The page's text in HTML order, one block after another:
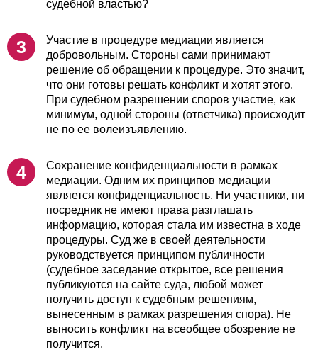
судебной властью?
Участие в процедуре медиации является
добровольным. Стороны сами принимают
решение об обращении к процедуре. Это значит,
что они готовы решать конфликт и хотят этого.
При судебном разрешении споров участие, как
минимум, одной стороны (ответчика) происходит
не по ее волеизъявлению.
Сохранение конфиденциальности в рамках
медиации. Одним их принципов медиации
является конфиденциальность. Ни участники, ни
посредник не имеют права разглашать
информацию, которая стала им известна в ходе
процедуры. Суд же в своей деятельности
руководствуется принципом публичности
(судебное заседание открытое, все решения
публикуются на сайте суда, любой может
получить доступ к судебным решениям,
вынесенным в рамках разрешения спора). Не
выносить конфликт на всеобщее обозрение не
получится.